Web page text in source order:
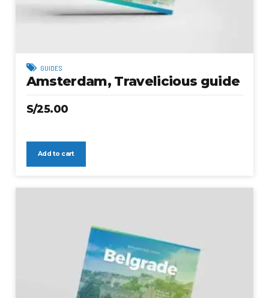
GUIDES
Amsterdam, Travelicious guide
S/25.00
Add to cart